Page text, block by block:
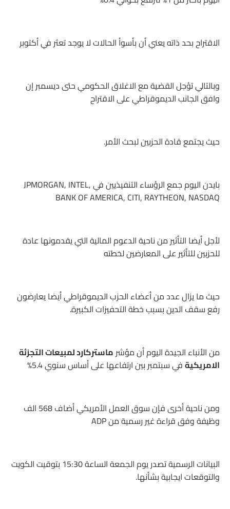
الاقتراح بحد ذاته يعني أن بأسوأ الحالات لا يوجد تعثر في أكتوبر
وبالتالي تؤجل القضية مع الاغلاق الحكومي حتى ديسمبر إن
وافق الجانب الديموقراطي على الاقتراح
حيث يجتمع قادة الحزبين لبحث الأمر.
بايدن اليوم جمع الرؤساء التنفيذيين في JPMORGAN, INTEL,
BANK OF AMERICA, CITI, RAYTHEON, NASDAQ
لأجل أيضا التأثير من ناحية الدعوم المالية التي يقدمونها عادة
للحزبين للتأثير على المعارضين لخطته
حيث ما يزال عدد من أعضاء الحزب الديموقراطي أيضا يعارضون
رفع سقف الدين بسبب خطة التحفيزات الكبيرة.
من الأنباء الجيدة اليوم أن مؤشرماستركارد لمبيعات التجزئة
الامريكيةفي سبتمبر بين ارتفاعها على أساس سنوي 5.4%
ومن ناحية أخرى فإن سوق العمل الأمريكي أضاف 568 الف
وظيفة وفق قراءة غير رسمية من ADP
البيانات الرسمية تصدر يوم الجمعة الساعة 15:30 بتوقيت الكويت
والتوقعات ايجابية بشأنها.